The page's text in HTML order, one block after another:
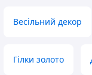
Весільний декор
Гілки золото